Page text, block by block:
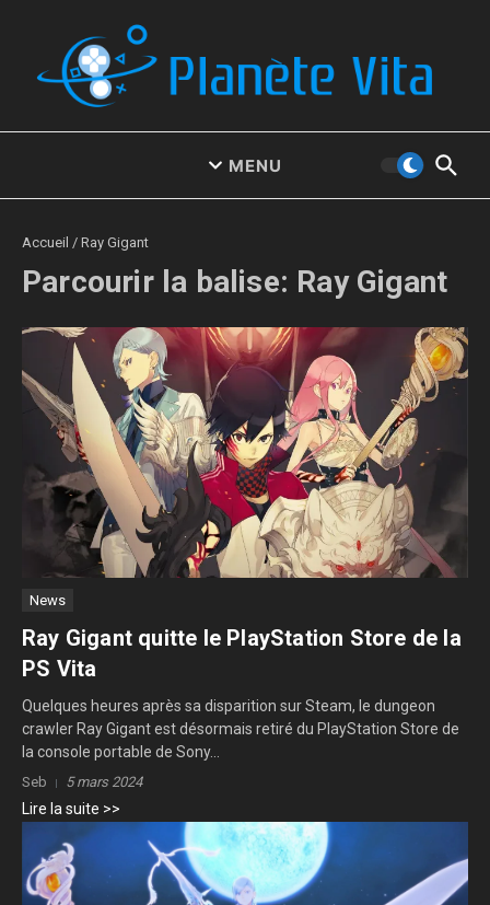
MENU
Accueil / Ray Gigant
Parcourir la balise: Ray Gigant
News
Ray Gigant quitte le PlayStation Store de la
PS Vita
Quelques heures après sa disparition sur Steam, le dungeon
crawler Ray Gigant est désormais retiré du PlayStation Store de
la console portable de Sony...
Seb 5 mars 2024
Lire la suite >>